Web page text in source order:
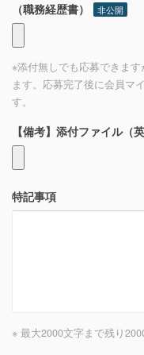
（職務経歴書）
非公開
※添付無しでも応募できま
ます。応募完了後に会員マ
す。
【備考】添付ファイル（
特記事項
※ 最大2000文字まで残り